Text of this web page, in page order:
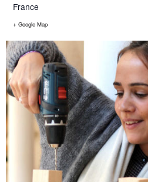
France
+ Google Map